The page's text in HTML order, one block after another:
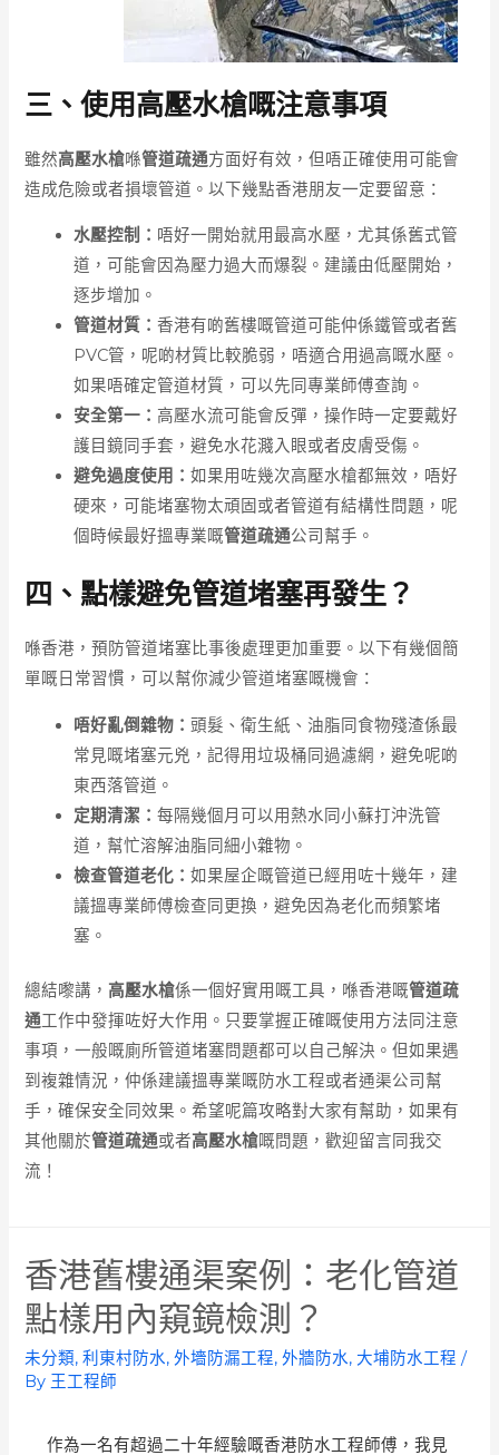
三、使用高壓水槍嘅注意事項
雖然高壓水槍喺管道疏通方面好有效，但唔正確使用可能會
造成危險或者損壞管道。以下幾點香港朋友一定要留意：
水壓控制： 唔好一開始就用最高水壓，尤其係舊式管
道，可能會因為壓力過大而爆裂。建議由低壓開始，
逐步增加。
管道材質：香港有啲舊樓嘅管道可能仲係鐵管或者舊
PVC管，呢啲材質比較脆弱，唔適合用過高嘅水壓。
如果唔確定管道材質，可以先同專業師傅查詢。
安全第一： 高壓水流可能會反彈，操作時一定要戴好
護目鏡同手套，避免水花濺入眼或者皮膚受傷。
避免過度使用：如果用咗幾次高壓水槍都無效，唔好
硬來，可能堵塞物太頑固或者管道有結構性問題，呢
個時候最好搵專業嘅管道疏通公司幫手。
四、點樣避免管道堵塞再發生？
喺香港，預防管道堵塞比事後處理更加重要。以下有幾個簡
單嘅日常習慣，可以幫你減少管道堵塞嘅機會：
唔好亂倒雜物：頭髮、衛生紙、油脂同食物殘渣係最
常見嘅堵塞元兇，記得用垃圾桶同過濾網，避免呢啲
東西落管道。
定期清潔：每隔幾個月可以用熱水同小蘇打沖洗管
道，幫忙溶解油脂同細小雜物。
檢查管道老化：如果屋企嘅管道已經用咗十幾年，建
議搵專業師傅檢查同更換，避免因為老化而頻繁堵
塞。
總結嚟講， 高壓水槍係一個好實用嘅工具，喺香港嘅管道疏
通工作中發揮咗好大作用。只要掌握正確嘅使用方法同注意
事項，一般嘅廁所管道堵塞問題都可以自己解決。但如果遇
到複雜情況，仲係建議搵專業嘅防水工程或者通渠公司幫
手，確保安全同效果。希望呢篇攻略對大家有幫助，如果有
其他關於管道疏通或者高壓水槍嘅問題，歡迎留言同我交
流！
香港舊樓通渠案例：老化管道
點樣用內窺鏡檢測？
未分類,利東村防水,外墻防漏工程,外牆防水,大埔防水工程 /
By 王工程師
作為一名有超過二十年經驗嘅香港防水工程師傅，我見